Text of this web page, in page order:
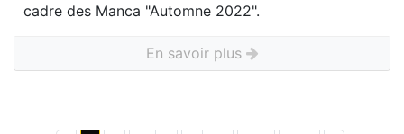
cadre des Manca "Automne 2022".
En savoir plus